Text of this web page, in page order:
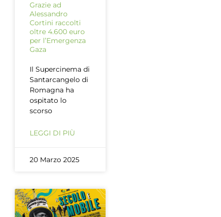
Grazie ad
Alessandro
Cortini raccolti
oltre 4.600 euro
per l’Emergenza
Gaza
Il Supercinema di
Santarcangelo di
Romagna ha
ospitato lo
scorso
LEGGI DI PIÙ
20 Marzo 2025